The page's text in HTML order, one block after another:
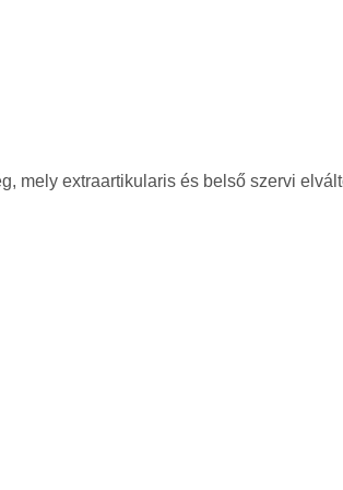
mely extraartikularis és belső szervi